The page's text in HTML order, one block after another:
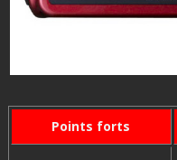
Points forts